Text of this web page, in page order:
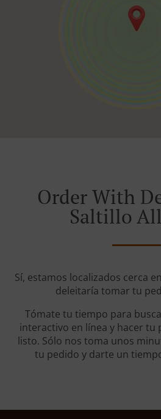
Order With
Saltillo
Sí, estamos localizados cerca
deleitaría tomar tu
Tómate tu tiempo para
interactivo en línea y hacer tu
listo. Sólo nos toma unos
tu pedido y darte un